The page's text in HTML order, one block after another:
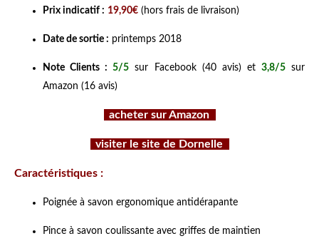
Prix indicatif : 19,90€ (hors frais de livraison)
Date de sortie : printemps 2018
Note Clients :5/5 sur Facebook (40 avis) et 3,8/5sur
Amazon (16 avis)
acheter sur Amazon
visiter le site de Dornelle
Caractéristiques :
Poignée à savon ergonomique antidérapante
Pince à savon coulissante avec griffes de maintien